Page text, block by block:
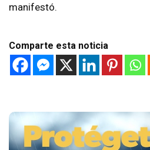
manifestó.
Comparte esta noticia